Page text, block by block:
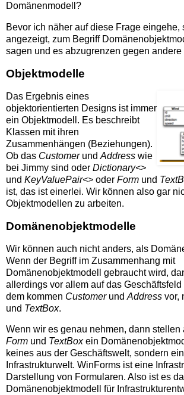
Domänenmodell?
Bevor ich näher auf diese Frage eingehe,
angezeigt, zum Begriff
sagen und es abzugrenzen gegen andere
Objektmodelle
Das Ergebnis eines
objektorientierten Designs ist immer
ein Objektmodell. Es beschreibt
Klassen mit ihren
Zusammenhängen (Beziehungen).
Ob das Customerund Address wie
bei Jimmy sind oder Dictionary<>
und KeyValuePair<> oder Form und
ist, das ist einerlei. Wir können also gar
Objektmodellen zu arbeiten.
Domänenobjektmodelle
Wir können auch nicht anders, als
Wenn der Begriff im Zusammenhang mit
Domänenobjektmodell gebraucht wird,
allerdings vor allem auf das
dem kommen Customerund Address vor,
und TextBox.
Wenn wir es genau nehmen, dann stellen
Form und TextBoxein
keines aus der Geschäftswelt, sondern
Infrastrukturwelt. WinForms ist eine
Darstellung von Formularen. Also ist es
Domänenobjektmodell für